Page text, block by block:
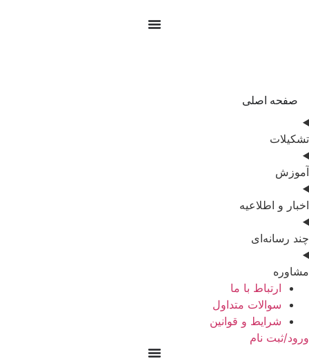
صفحه اصلی
تشکیلات
آموزش
اخبار و اطلاعیه
چند رسانه‌ای
مشاوره
ارتباط با ما
سوالات متداول
شرایط و قوانین
ورود/ثبت نام